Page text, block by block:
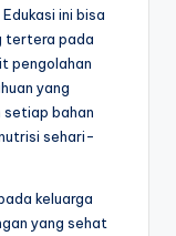
ini bisa
tertera pada
pengolahan
yang
setiap bahan
sehari-
keluarga
yang sehat